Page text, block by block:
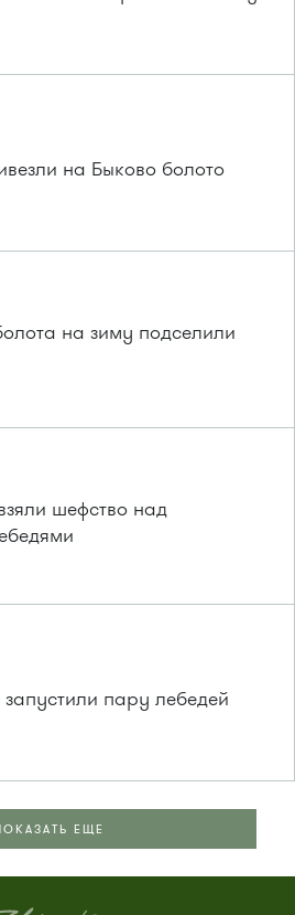
на Быково болото
на зиму подселили
шефство над
пару лебедей
ЕЩЕ